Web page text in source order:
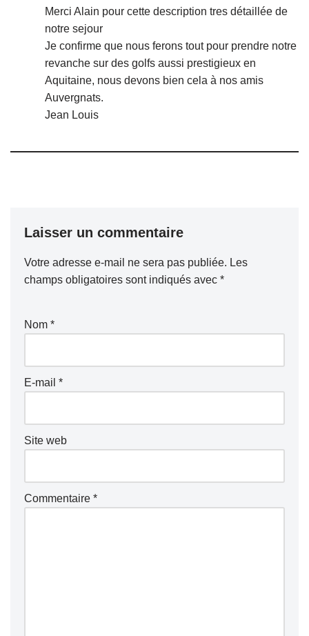
Merci Alain pour cette description tres détaillée de
notre sejour
Je confirme que nous ferons tout pour prendre notre
revanche sur des golfs aussi prestigieux en
Aquitaine, nous devons bien cela à nos amis
Auvergnats.
Jean Louis
Laisser un commentaire
Votre adresse e-mail ne sera pas publiée. Les
champs obligatoires sont indiqués avec *
Nom *
E-mail *
Site web
Commentaire *